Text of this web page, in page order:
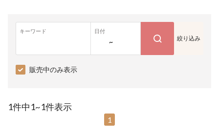
キーワード 日付
~ 絞り込み
販売中のみ表示
1件中1~1件表示
1